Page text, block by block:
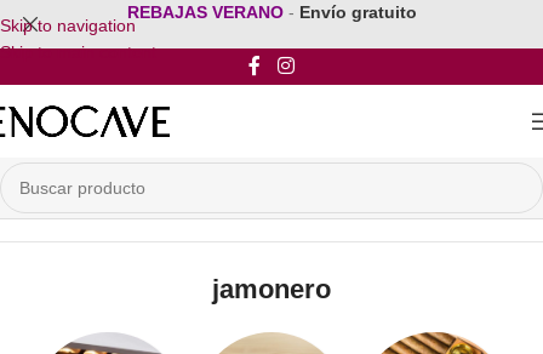
Skip to navigation
Skip to main content
REBAJAS VERANO - Envío gratuito
Inicio/Productos etiquetados “jamonero”
jamonero